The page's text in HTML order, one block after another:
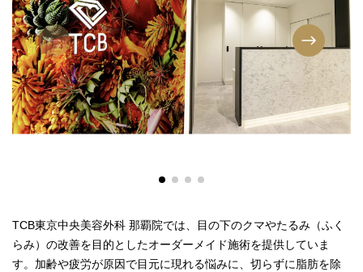
TCB東京中央美容外科 那覇院では、目の下のクマやたるみ（ふく
らみ）の改善を目的としたオーダーメイド施術を提供していま
す。加齢や疲労が原因で目元に現れる悩みに、切らずに脂肪を除